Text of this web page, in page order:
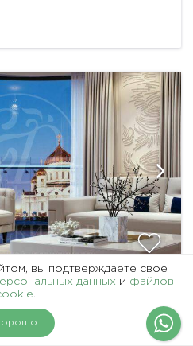
карте
гостевой сан....
ДОМ НА
вы подтверждаете свое
данных и файлов
.